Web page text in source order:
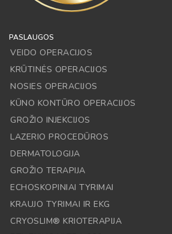
PASLAUGOS
VEIDO OPERACIJOS
KRŪTINĖS OPERACIJOS
NOSIES OPERACIJOS
KŪNO KONTŪRO OPERACIJOS
GROŽIO INJEKCIJOS
LAZERIO PROCEDŪROS
DERMATOLOGIJA
GROŽIO TERAPIJA
ECHOSKOPINIAI TYRIMAI
KRAUJO TYRIMAI IR EKG
CRYOSLIM® KRIOTERAPIJA